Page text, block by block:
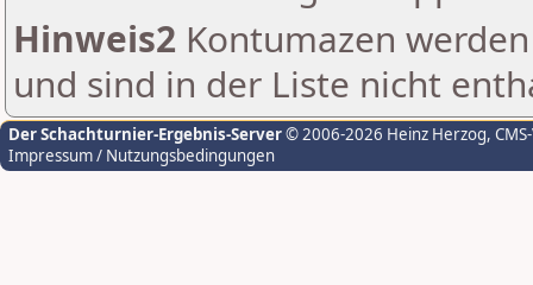
Hinweis2 Kontumazen
und sind in der Liste nicht
Der Schachturnier-Ergebnis-Server© 2006-2026 Heinz Herzog,
Impressum / Nutzungsbedingungen